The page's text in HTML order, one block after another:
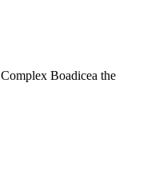
Complex Boadicea the